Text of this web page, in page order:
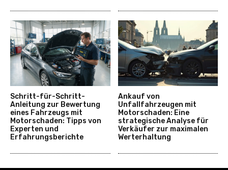
Schritt-für-Schritt-
Anleitung zur Bewertung
eines Fahrzeugs mit
Motorschaden: Tipps von
Experten und
Erfahrungsberichte
Ankauf von
Unfallfahrzeugen mit
Motorschaden: Eine
strategische Analyse für
Verkäufer zur maximalen
Werterhaltung